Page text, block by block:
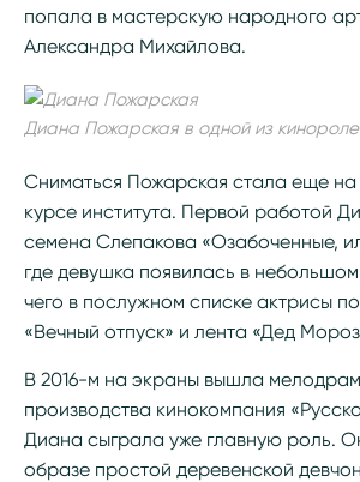
попала в мастерскую народного
Александра Михайлова.
Диана Пожарская в одной из
Сниматься Пожарская стала еще
курсе института. Первой работой
семена Слепакова «Озабоченные,
где девушка появилась в
чего в послужном списке актрисы
«Вечный отпуск» и лента «Дед
В 2016-м на экраны вышла
производства кинокомпания
Диана сыграла уже главную роль.
образе простой деревенской